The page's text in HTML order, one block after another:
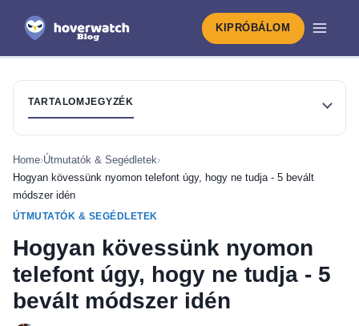
KIPRÓBÁLOM
TARTALOMJEGYZÉK
Home›Útmutatók & Segédletek›
Hogyan kövessünk nyomon telefont úgy, hogy ne tudja - 5 bevált
módszer idén
ÚTMUTATÓK & SEGÉDLETEK
Hogyan kövessünk nyomon
telefont úgy, hogy ne tudja - 5
bevált módszer idén